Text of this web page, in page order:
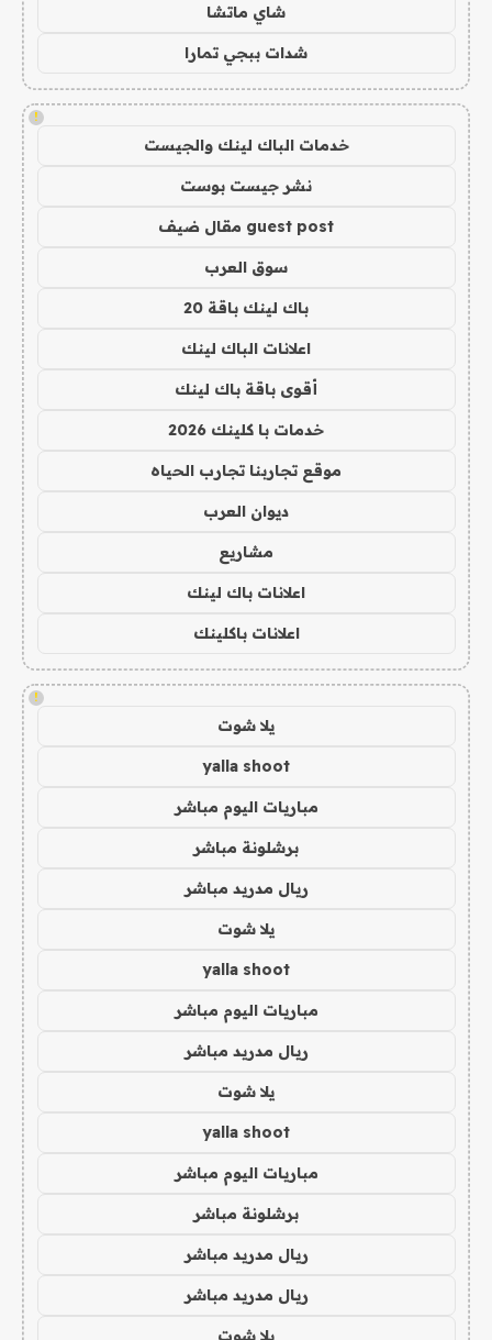
شاي ماتشا
شدات ببجي تمارا
!
خدمات الباك لينك والجيست
نشر جيست بوست
guest post مقال ضيف
سوق العرب
باك لينك باقة 20
اعلانات الباك لينك
أقوى باقة باك لينك
خدمات با كلينك 2026
موقع تجاربنا تجارب الحياه
ديوان العرب
مشاريع
اعلانات باك لينك
اعلانات باكلينك
!
يلا شوت
yalla shoot
مباريات اليوم مباشر
برشلونة مباشر
ريال مدريد مباشر
يلا شوت
yalla shoot
مباريات اليوم مباشر
ريال مدريد مباشر
يلا شوت
yalla shoot
مباريات اليوم مباشر
برشلونة مباشر
ريال مدريد مباشر
ريال مدريد مباشر
يلا شوت